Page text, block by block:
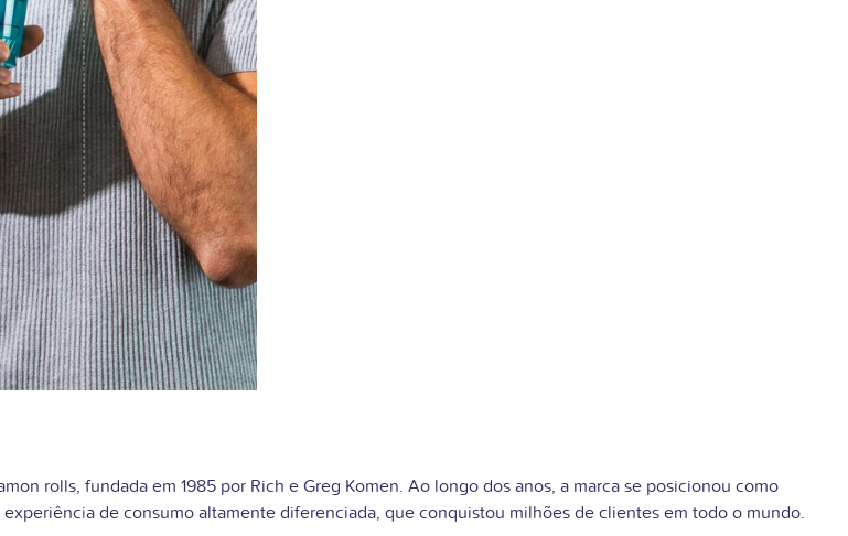
rolls, fundada em 1985 por Rich e Greg Komen. Ao longo dos anos, a marca se posicionou como
de consumo altamente diferenciada, que conquistou milhões de clientes em todo o mundo.